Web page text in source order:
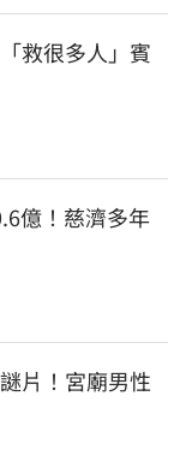
救很多人」賓
億！慈濟多年
片！宮廟男性